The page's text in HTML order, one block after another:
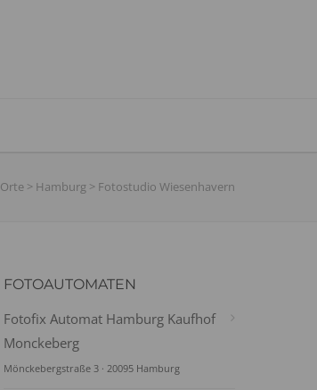
Orte > Hamburg > Fotostudio Wiesenhavern
FOTOAUTOMATEN
Fotofix Automat Hamburg Kaufhof
Monckeberg
Mönckebergstraße 3 · 20095 Hamburg